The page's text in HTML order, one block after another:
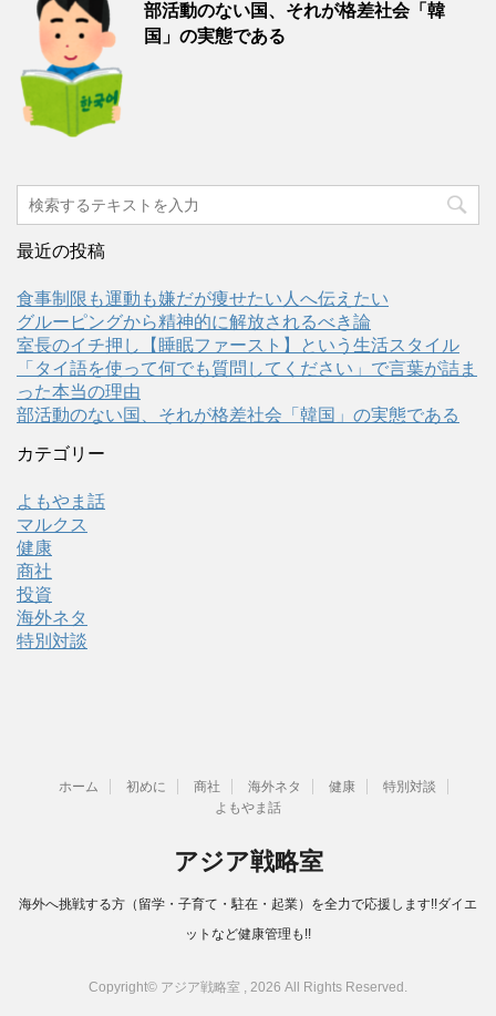
部活動のない国、それが格差社会「韓
国」の実態である
最近の投稿
食事制限も運動も嫌だが痩せたい人へ伝えたい
グルーピングから精神的に解放されるべき論
室長のイチ押し【睡眠ファースト】という生活スタイル
「タイ語を使って何でも質問してください」で言葉が詰ま
った本当の理由
部活動のない国、それが格差社会「韓国」の実態である
カテゴリー
よもやま話
マルクス
健康
商社
投資
海外ネタ
特別対談
ホーム 初めに 商社 海外ネタ 健康
特別対談
よもやま話
アジア戦略室
海外へ挑戦する方（留学・子育て・駐在・起業）を全力で応援します!!ダイエ
ットなど健康管理も!!
Copyright© アジア戦略室 , 2026 All Rights Reserved.